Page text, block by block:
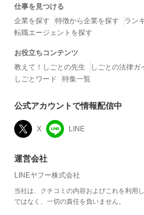
仕事を見つける
企業を探す
特徴から企業を探す
ラン
転職エージェントを探す
お役立ちコンテンツ
教えて！しごとの先生
しごとの法律ガ
しごとワード
特集一覧
公式アカウントで情報配信中
X LINE
運営会社
LINEヤフー株式会社
当社は、クチコミの内容およびこれを利用
ではなく、一切の責任を負いません。